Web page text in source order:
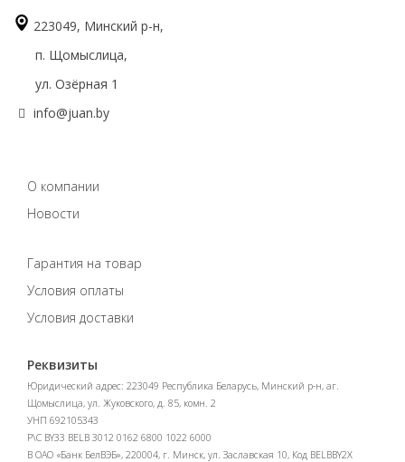
223049, Минский р-н,
п. Щомыслица,
ул. Озёрная 1
info@juan.by
О компании
Новости
Гарантия на товар
Условия оплаты
Условия доставки
Реквизиты
Юридический адрес: 223049 Республика Беларусь, Минский р-н, аг.
Щомыслица, ул. Жуковского, д. 85, комн. 2
УНП 692105343
Р\С BY33 BELB 3012 0162 6800 1022 6000
В ОАО «Банк БелВЭБ», 220004, г. Минск, ул. Заславская 10, Код BELBBY2X